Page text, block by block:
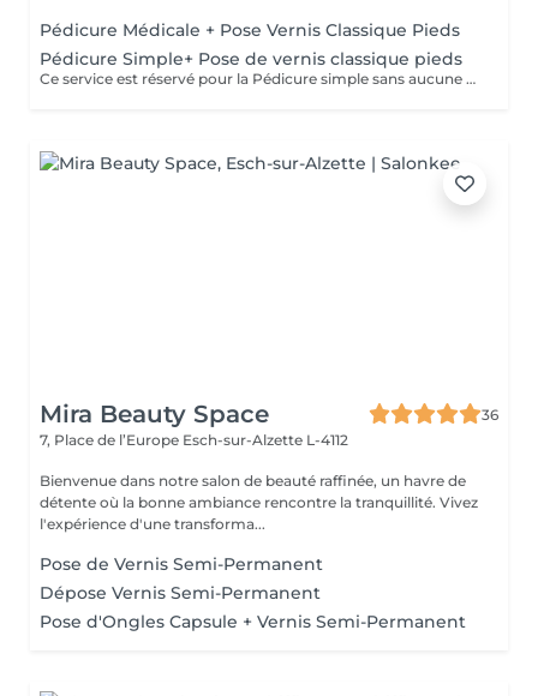
Pédicure Médicale + Pose Vernis Classique Pieds
Pédicure Simple+ Pose de vernis classique pieds
Ce service est réservé pour la Pédicure simple sans aucune pathologie particulier(ongle incarné/callosités ou mycoses=Pédicure Médicale)
Mira Beauty Space
36
7, Place de l’Europe Esch-sur-Alzette L-4112
Bienvenue dans notre salon de beauté raffinée, un havre de
détente où la bonne ambiance rencontre la tranquillité. Vivez
l'expérience d'une transforma...
Pose de Vernis Semi-Permanent
Dépose Vernis Semi-Permanent
Pose d'Ongles Capsule + Vernis Semi-Permanent